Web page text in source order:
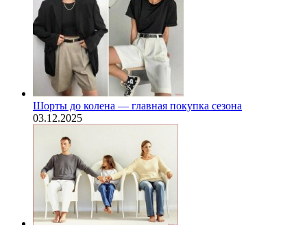
Шорты до колена — главная покупка сезона
03.12.2025